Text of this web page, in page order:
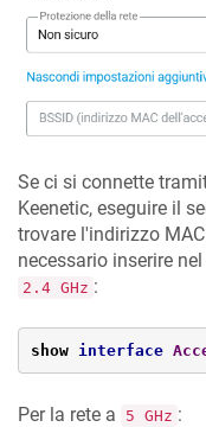
Se ci si connette
Keenetic, eseguire il
trovare l'indirizzo
necessario inserire
2.4 GHz :
show interface
Per la rete a 5 GHz :